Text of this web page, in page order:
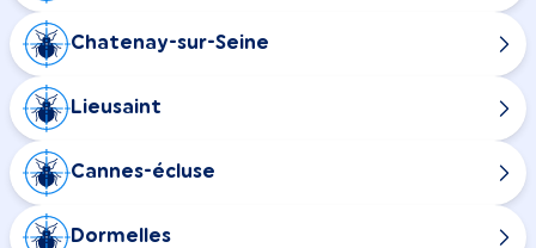
Chatenay-sur-Seine
Lieusaint
Cannes-écluse
Dormelles